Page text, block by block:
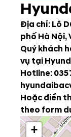
Địa chỉ: Lô
phố Hà Nội,
Quý khách
vụ tại
Hotline:
Hoặc điền
theo form
+